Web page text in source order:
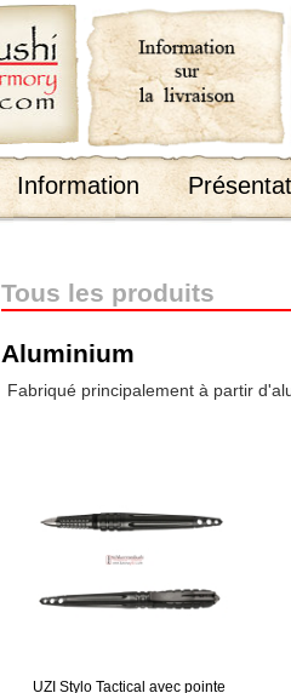
;
Information
Tous les produits
Aluminium
Fabriqué principalement à partir
UZI Stylo Tactical avec pointe